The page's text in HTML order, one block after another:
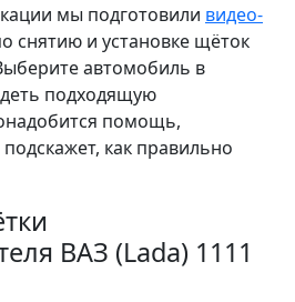
мы подготовили видео-
снятию и установке щёток
автомобиль в
подходящую
помощь,
как правильно
ВАЗ (Lada) 1111